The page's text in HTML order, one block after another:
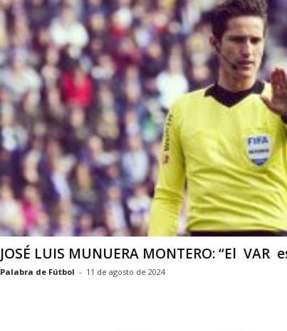
JOSÉ LUIS MUNUERA MONTERO: “El VAR
Palabra de Fútbol - 11 de agosto de 2024